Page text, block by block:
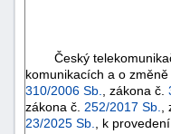
Český
komunikacích a o
310/2006 Sb.
, zákona č.
zákona č. 252/2017 Sb.
23/2025 Sb.
, k provedení